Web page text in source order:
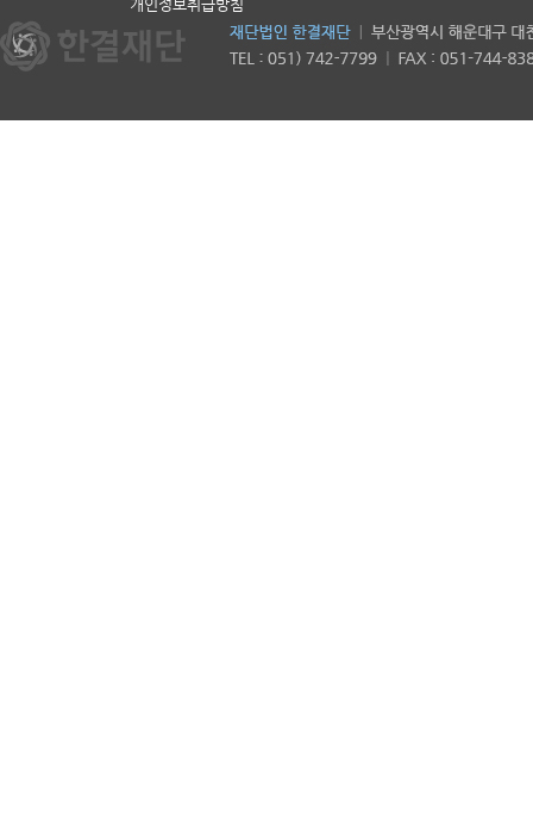
개인정보취급방침